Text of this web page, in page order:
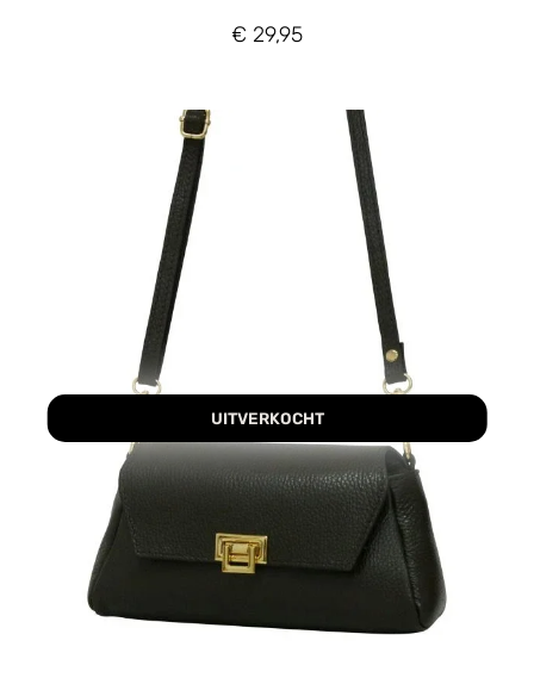
€ 29,95
UITVERKOCHT